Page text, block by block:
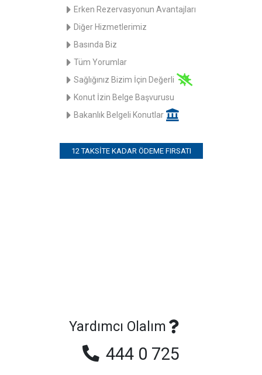
Erken Rezervasyonun Avantajları
Diğer Hizmetlerimiz
Basında Biz
Tüm Yorumlar
Sağlığınız Bizim İçin Değerli
Konut İzin Belge Başvurusu
Bakanlık Belgeli Konutlar
12 TAKSITE KADAR ÖDEME FIRSATI
Yardımcı Olalım
444 0 725